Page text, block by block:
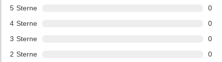
5 Sterne
0
4 Sterne
0
3 Sterne
0
2 Sterne
0